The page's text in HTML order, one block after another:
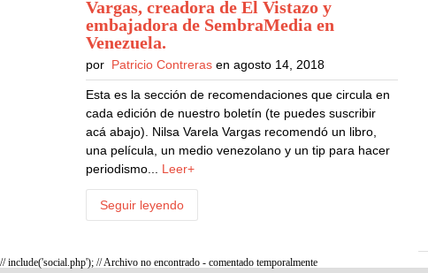
Vargas, creadora de El Vistazo y
embajadora de SembraMedia en
Venezuela.
por Patricio Contreras en agosto 14, 2018
Esta es la sección de recomendaciones que circula en
cada edición de nuestro boletín (te puedes suscribir
acá abajo). Nilsa Varela Vargas recomendó un libro,
una película, un medio venezolano y un tip para hacer
periodismo... Leer+
Seguir leyendo
// include('social.php'); // Archivo no encontrado - comentado temporalmente